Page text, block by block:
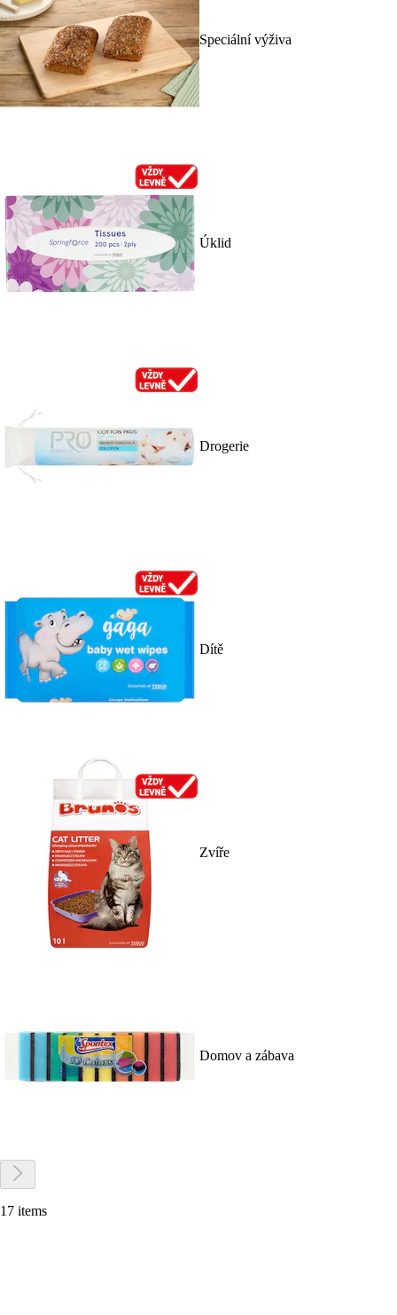
Speciální výživa
Úklid
Drogerie
Dítě
Zvíře
Domov a zábava
17 items